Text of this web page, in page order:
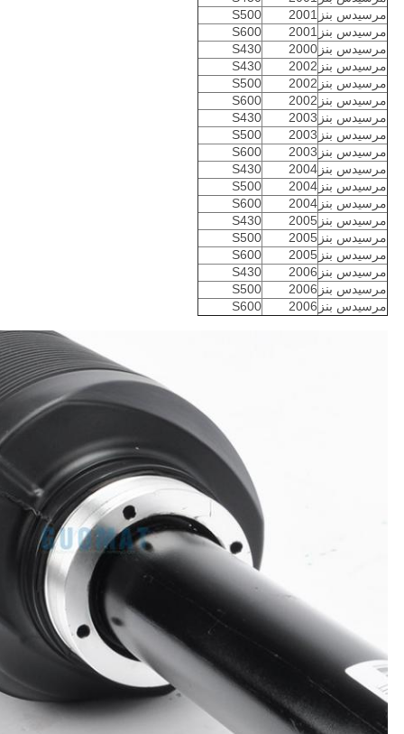
مرسيدس بنز 2001
S500
مرسيدس بنز 2001
S600
مرسيدس بنز 2000
S430
مرسيدس بنز 2002
S430
مرسيدس بنز 2002
S500
مرسيدس بنز 2002
S600
مرسيدس بنز 2003
S430
مرسيدس بنز 2003
S500
مرسيدس بنز 2003
S600
مرسيدس بنز 2004
S430
مرسيدس بنز 2004
S500
مرسيدس بنز 2004
S600
مرسيدس بنز 2005
S430
مرسيدس بنز 2005
S500
مرسيدس بنز 2005
S600
مرسيدس بنز 2006
S430
مرسيدس بنز 2006
S500
مرسيدس بنز 2006
S600